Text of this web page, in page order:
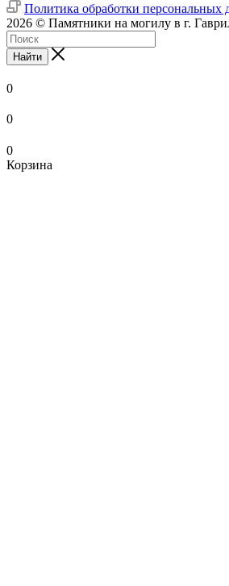
Политика обработки персональных
2026 © Памятники на могилу в г.
Найти
0
0
0
Корзина